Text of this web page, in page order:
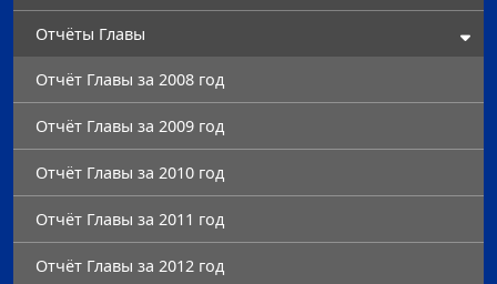
Отчёты Главы
Отчёт Главы за 2008 год
Отчёт Главы за 2009 год
Отчёт Главы за 2010 год
Отчёт Главы за 2011 год
Отчёт Главы за 2012 год